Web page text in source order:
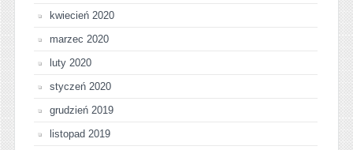
kwiecień 2020
marzec 2020
luty 2020
styczeń 2020
grudzień 2019
listopad 2019